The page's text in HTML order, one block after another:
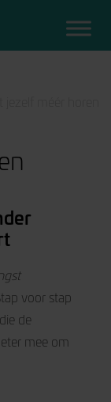
voor stap
de
mee om